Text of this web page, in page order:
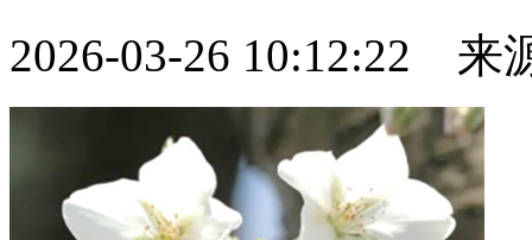
2026-03-26 10:12:22 来